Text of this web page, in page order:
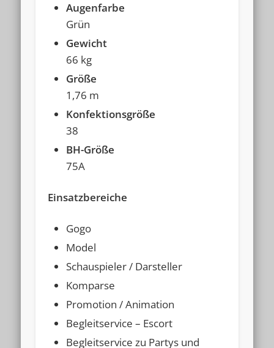
Augenfarbe
Grün
Gewicht
66 kg
Größe
1,76 m
Konfektionsgröße
38
BH-Größe
75A
Einsatzbereiche
Gogo
Model
Schauspieler / Darsteller
Komparse
Promotion / Animation
Begleitservice – Escort
Begleitservice zu Partys und